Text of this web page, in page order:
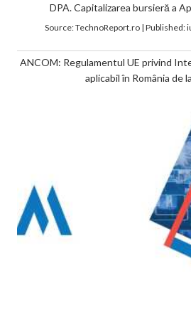
DPA. Capitalizarea bursieră a
Source:TechnoReport.ro| Published:
ANCOM: Regulamentul UE privind
aplicabil în România de